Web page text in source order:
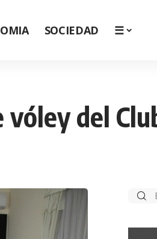
SOCIEDAD ☰
del